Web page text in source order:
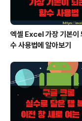
엑셀 Excel 가장 기본이
수 사용법에 알아보기